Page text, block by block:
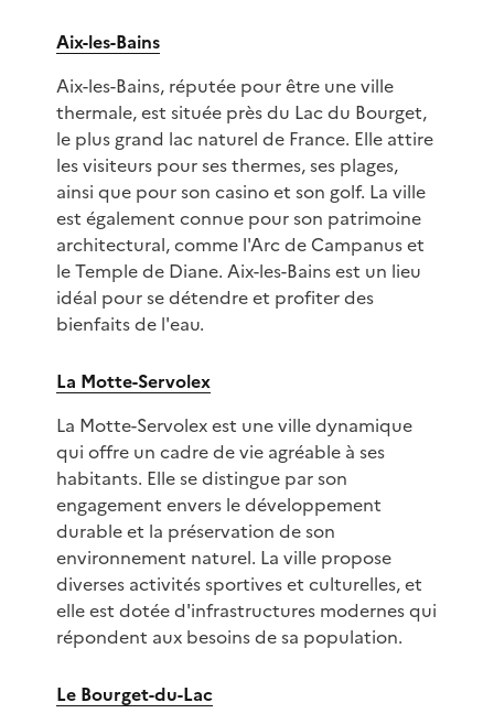
Aix-les-Bains
Aix-les-Bains, réputée pour être une ville
thermale, est située près du Lac du Bourget,
le plus grand lac naturel de France. Elle attire
les visiteurs pour ses thermes, ses plages,
ainsi que pour son casino et son golf. La ville
est également connue pour son patrimoine
architectural, comme l'Arc de Campanus et
le Temple de Diane. Aix-les-Bains est un lieu
idéal pour se détendre et profiter des
bienfaits de l'eau.
La Motte-Servolex
La Motte-Servolex est une ville dynamique
qui offre un cadre de vie agréable à ses
habitants. Elle se distingue par son
engagement envers le développement
durable et la préservation de son
environnement naturel. La ville propose
diverses activités sportives et culturelles, et
elle est dotée d'infrastructures modernes qui
répondent aux besoins de sa population.
Le Bourget-du-Lac